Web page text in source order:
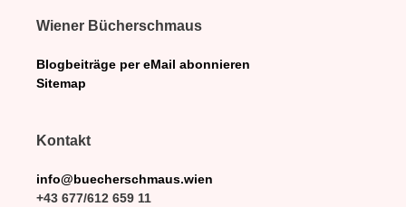
Wiener Bücherschmaus
Blogbeiträge per eMail abonnieren
Sitemap
Kontakt
info@buecherschmaus.wien
+43 677/612 659 11